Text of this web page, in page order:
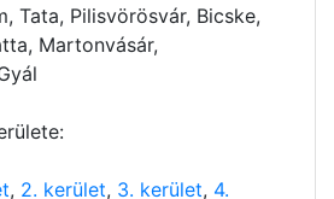
Tata, Pilisvörösvár, Bicske,
Martonvásár,
, 2. kerület, 3. kerület, 4.